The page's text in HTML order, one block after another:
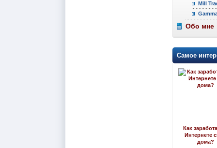
Mill
Обо мне
Самое
Как
Интернете
дома?